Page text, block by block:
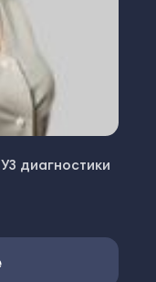
диагностики